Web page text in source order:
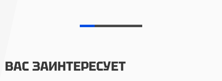
ВАС ЗАИНТЕРЕСУЕТ